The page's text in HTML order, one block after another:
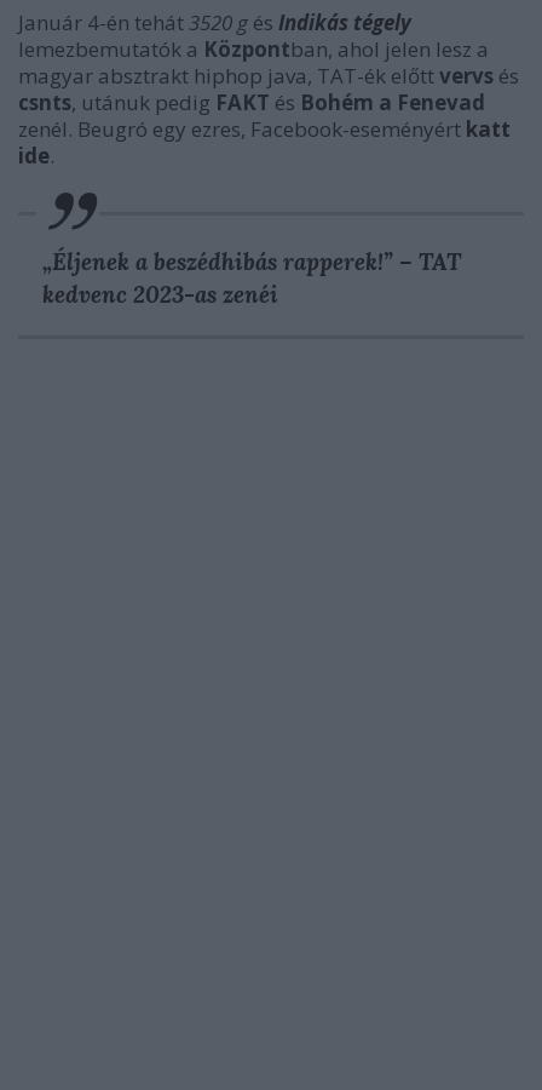
Január 4-én tehát3520 g és Indikás tégely
lemezbemutatók a Központban, ahol jelen lesz a
magyar absztrakt hiphop java, TAT-ék előttvervs és
csnts, utánuk pedig FAKT és Bohém a Fenevad
zenél. Beugró egy ezres, Facebook-eseményért katt
ide.
„Éljenek a beszédhibás rapperek!” – TAT
kedvenc 2023-as zenéi